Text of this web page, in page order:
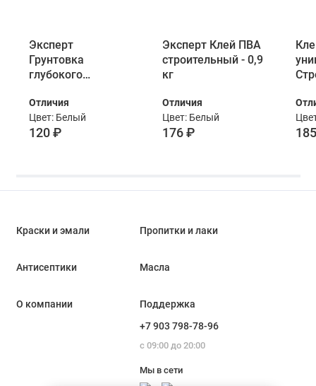
Эксперт
Грунтовка
глубокого
кг ведро
Отличия
Цвет: Белый
120 ₽
Эксперт Клей ПВА
строительный - 0,9
кг
Отличия
Цвет: Белый
176 ₽
Краски и эмали Пропитки и лаки
Антисептики Масла
О компании
Поддержка
+7 903 798-78-96
с 09:00 до 20:00
Мы в сети